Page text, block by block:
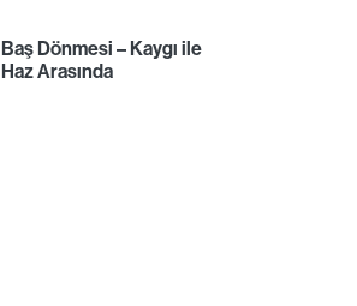
Baş Dönmesi – Kaygı ile
Haz Arasında